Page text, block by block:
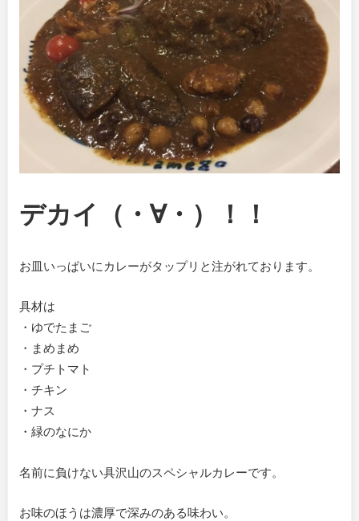
デカイ（・∀・）！！
お皿いっぱいにカレーがタップリと注がれております。
具材は
・ゆでたまご
・まめまめ
・プチトマト
・チキン
・ナス
・緑のなにか
名前に負けない具沢山のスペシャルカレーです。
お味のほうは濃厚で深みのある味わい。